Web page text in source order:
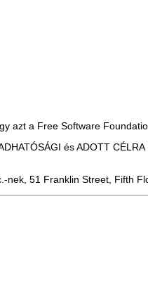
azt a Free Software
és ADOTT
51 Franklin Street, Fifth